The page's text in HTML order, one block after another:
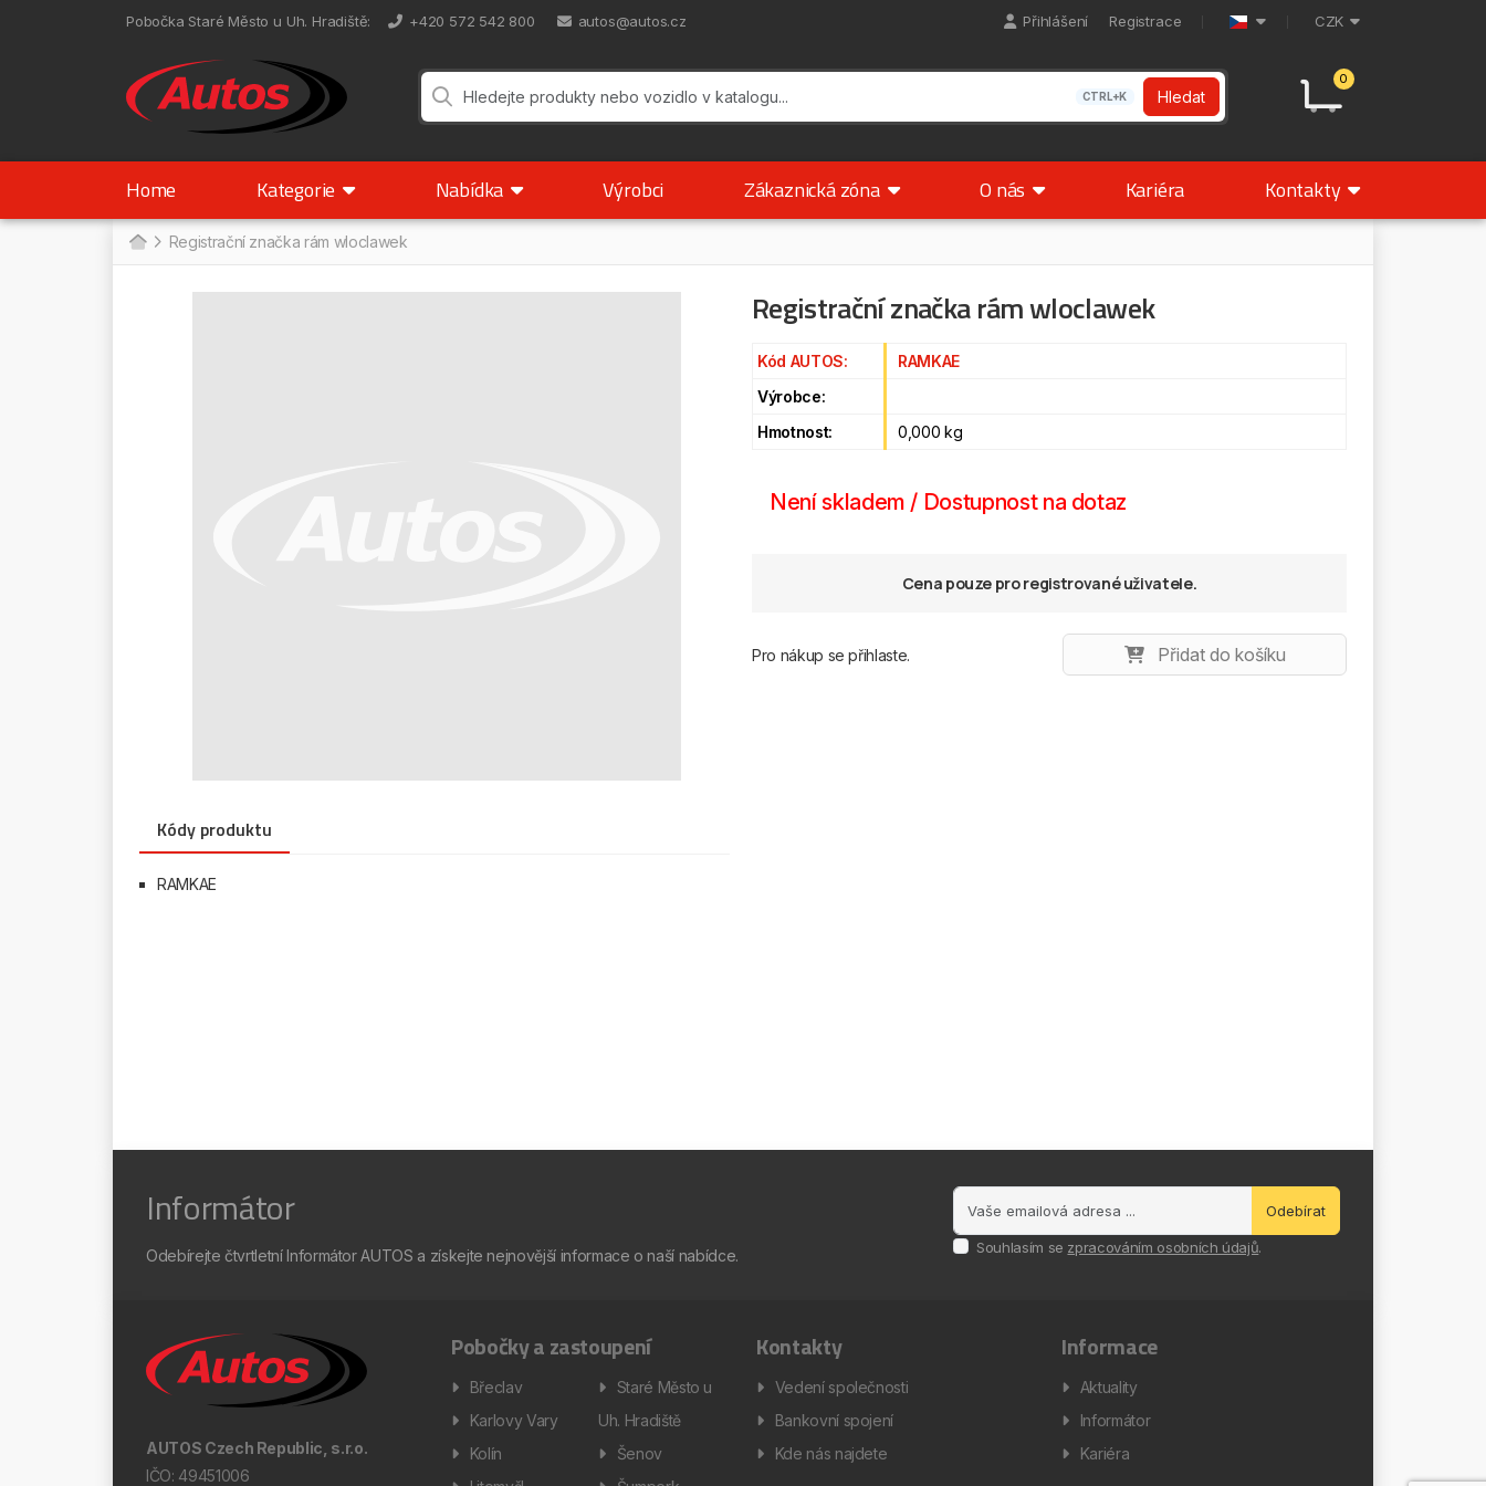
Pobočka Staré Město u Uh. Hradiště: +420 572 542 800 autos@autos.cz Přihlášení Registrace CZK
0
CTRL+K Hledat
Home Kategorie Nabídka Výrobci Zákaznická zóna O nás Kariéra Kontakty
Registrační značka rám wloclawek
Registrační značka rám wloclawek
Kód AUTOS:
RAMKAE
Výrobce:
Hmotnost:
0,000 kg
Není skladem / Dostupnost na dotaz
Cena pouze pro registrované uživatele.
Pro nákup se přihlaste. Přidat do košíku
Kódy produktu
RAMKAE
Informátor
Odebírejte čtvrtletní Informátor AUTOS a získejte nejnovější informace o naší nabídce.
Odebírat
Souhlasím se zpracováním osobních údajů.
AUTOS Czech Republic, s.r.o.
IČO: 49451006
Pobočky a zastoupení
Břeclav
Karlovy Vary
Kolín
Staré Město u
Uh. Hradiště
Šenov
Kontakty
Vedení společnosti
Bankovní spojení
Kde nás najdete
Informace
Aktuality
Informátor
Kariéra